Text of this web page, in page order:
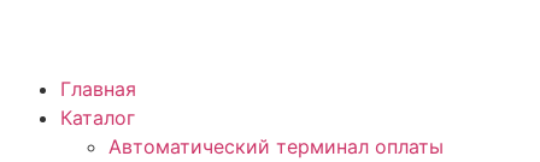
Главная
Каталог
Автоматический терминал оплаты